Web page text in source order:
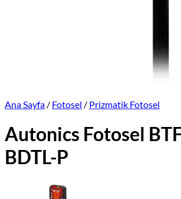
Ana Sayfa / Fotosel / Prizmatik Fotosel
Autonics Fotosel
BDTL-P